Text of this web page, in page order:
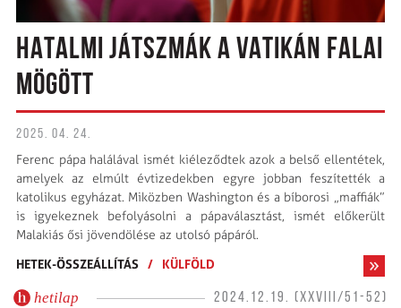
HATALMI JÁTSZMÁK A VATIKÁN FALAI
MÖGÖTT
2025. 04. 24.
Ferenc pápa halálával ismét kiéleződtek azok a belső ellentétek,
amelyek az elmúlt évtizedekben egyre jobban feszítették a
katolikus egyházat. Miközben Wa­shington és a bíborosi „maffiák”
is igyekeznek befolyásolni a pápaválasztást, ismét előkerült
Malakiás ősi jövendölése az utolsó pápáról.
HETEK-ÖSSZEÁLLÍTÁS / KÜLFÖLD
hetilap 2024.12.19. (XXVIII/51-52)